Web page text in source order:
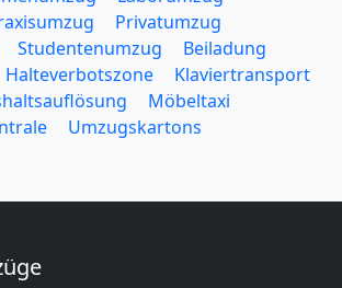
Privatumzug
Studentenumzug
Beiladung
Halteverbotszone
Klaviertransport
Möbeltaxi
Umzugskartons